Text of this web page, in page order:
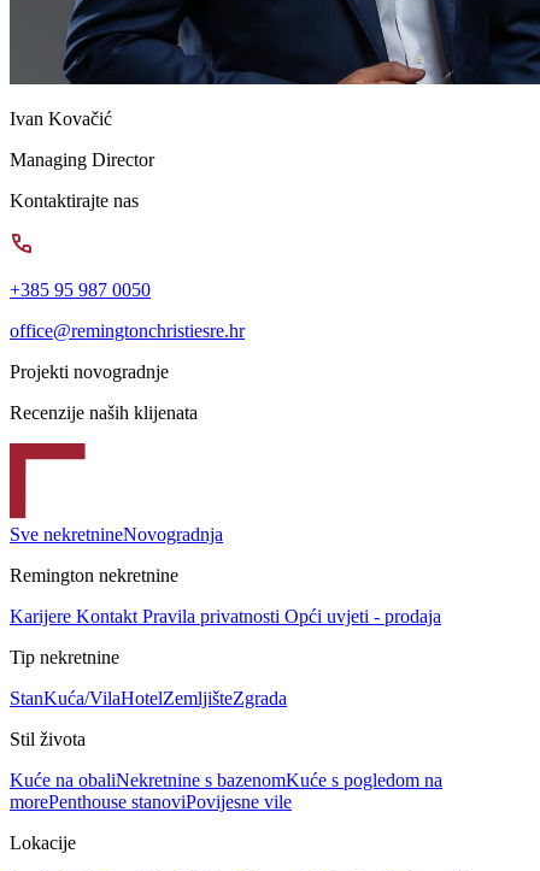
Ivan Kovačić
Managing Director
Kontaktirajte nas
+385 95 987 0050
office@remingtonchristiesre.hr
Projekti novogradnje
Recenzije naših klijenata
Sve nekretnineNovogradnja
Remington nekretnine
Karijere Kontakt Pravila privatnosti Opći uvjeti - prodaja
Tip nekretnine
StanKuća/VilaHotelZemljišteZgrada
Stil života
Kuće na obaliNekretnine s bazenomKuće s pogledom na
morePenthouse stanoviPovijesne vile
Lokacije